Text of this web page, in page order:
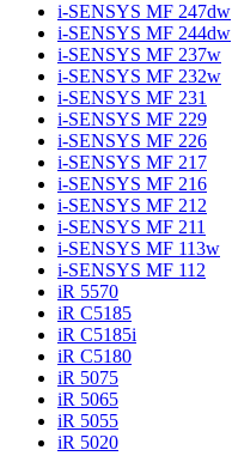
i-SENSYS MF 247dw
i-SENSYS MF 244dw
i-SENSYS MF 237w
i-SENSYS MF 232w
i-SENSYS MF 231
i-SENSYS MF 229
i-SENSYS MF 226
i-SENSYS MF 217
i-SENSYS MF 216
i-SENSYS MF 212
i-SENSYS MF 211
i-SENSYS MF 113w
i-SENSYS MF 112
iR 5570
iR C5185
iR C5185i
iR C5180
iR 5075
iR 5065
iR 5055
iR 5020